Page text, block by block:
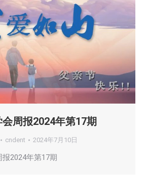
周报2024年第17期
cndent 2024年7月10日
2024年第17期